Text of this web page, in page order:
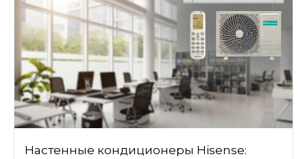
Настенные кондиционеры Hisense: